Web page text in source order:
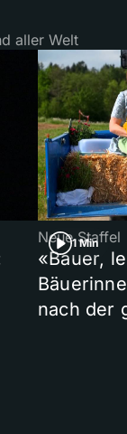
aller Welt
1 Min
Neue Staffel
«Bauer,
nach der